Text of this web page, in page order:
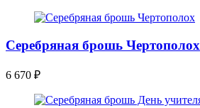
Серебряная брошь Чертополох
6 670 ₽